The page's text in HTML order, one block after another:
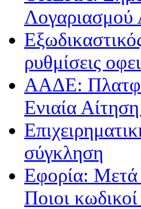
Λογαριασμού
ρυθμίσεις
ΑΑΔΕ:
Ενιαία
σύγκληση
Εφορία: Μετά
Ποιοι